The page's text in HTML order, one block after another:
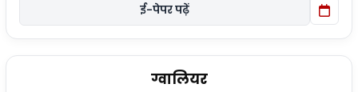
ई-पेपर पढ़ें
ग्वालियर